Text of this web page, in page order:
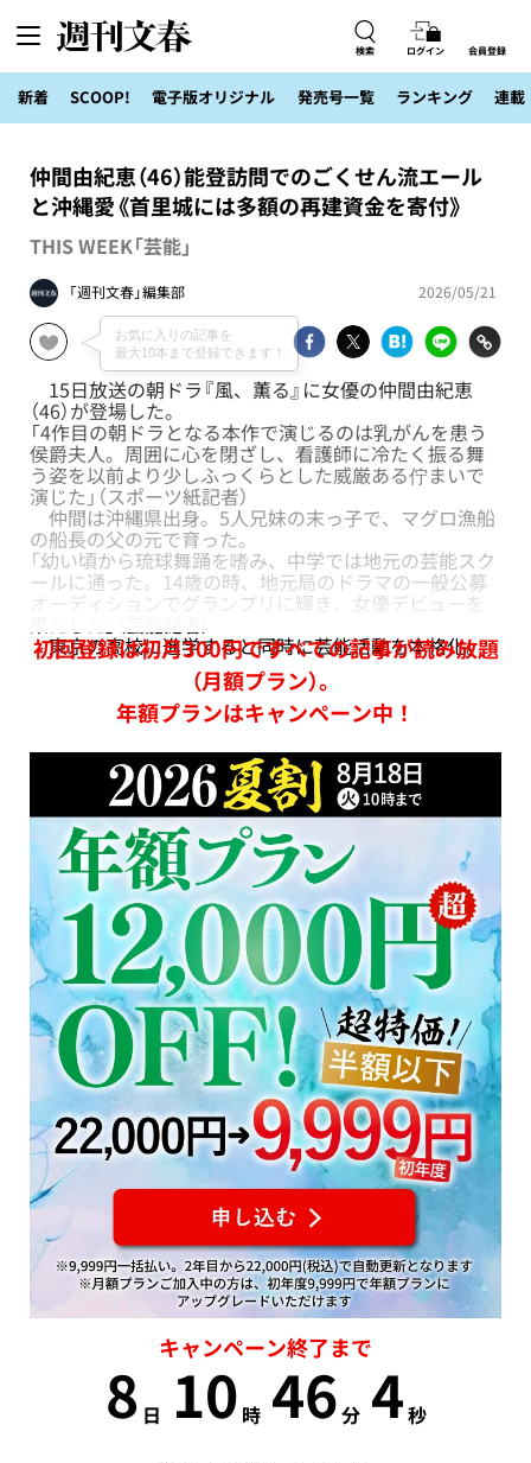
検索 ログイン 会員登録
新着 SCOOP! 電子版オリジナル 発売号一覧 ランキング 連載
仲間由紀恵（46）能登訪問でのごくせん流エール
と沖縄愛《首里城には多額の再建資金を寄付》
THIS WEEK「芸能」
「週刊文春」編集部 2026/05/21
15日放送の朝ドラ『風、薫る』に女優の仲間由紀恵
（46）が登場した。
「4作目の朝ドラとなる本作で演じるのは乳がんを患う
侯爵夫人。周囲に心を閉ざし、看護師に冷たく振る舞
う姿を以前より少しふっくらとした威厳ある佇まいで
演じた」（スポーツ紙記者）
仲間は沖縄県出身。5人兄妹の末っ子で、マグロ漁船
の船長の父の元で育った。
「幼い頃から琉球舞踊を嗜み、中学では地元の芸能スク
ールに通った。14歳の時、地元局のドラマの一般公募
オーディションでグランプリに輝き、女優デビューを
東京の高校に進学すると同時に芸能活動を本格化。
初回登録は初月300円ですべての記事が読み放題
（月額プラン）。
年額プランはキャンペーン中！
キャンペーン終了まで
8 日 10 時 46分 4秒